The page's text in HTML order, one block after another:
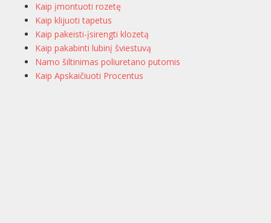
Kaip įmontuoti rozetę
Kaip klijuoti tapetus
Kaip pakeisti-įsirengti klozetą
Kaip pakabinti lubinį šviestuvą
Namo šiltinimas poliuretano putomis
Kaip Apskaičiuoti Procentus